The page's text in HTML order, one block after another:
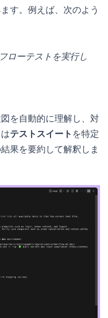
す。例えば、次のよう
ローテストを実行し
を自動的に理解し、対
テストスイート を特定
果を要約して解釈しま